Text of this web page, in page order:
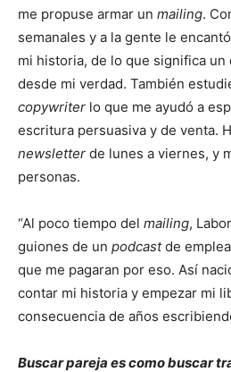
me propuse armar un mailing.
semanales y a la gente le
mi historia, de lo que significa
desde mi verdad. También
copywriter lo que me ayudó a
escritura persuasiva y de venta.
newsletter de lunes a viernes, y
personas.
“Al poco tiempo del mailing,
guiones de un podcastde
que me pagaran por eso. Así
contar mi historia y empezar mi
consecuencia de años
Buscar pareja es como buscar